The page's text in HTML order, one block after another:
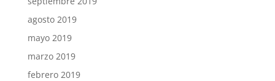
agosto 2019
mayo 2019
marzo 2019
febrero 2019